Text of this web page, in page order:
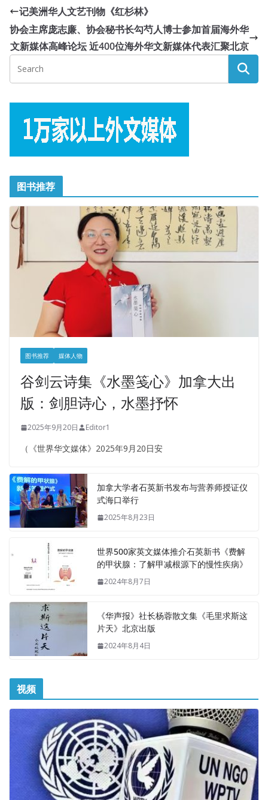
记美洲华人文艺刊物《红杉林》
协会主席庞志廉、协会秘书长勾芍人博士参加首届海外华
文新媒体高峰论坛 近400位海外华文新媒体代表汇聚北京
图书推荐
图书推荐 媒体人物
谷剑云诗集《水墨笺心》加拿大出
版：剑胆诗心，水墨抒怀
2025年9月20日 Editor1
（《世界华文媒体》2025年9月20日安
加拿大学者石英新书发布与营养师授证仪
式海口举行
2025年8月23日
世界500家英文媒体推介石英新书《费解
的甲状腺：了解甲减根源下的慢性疾病》
2024年8月7日
《华声报》社长杨蓉散文集《毛里求斯这
片天》北京出版
2024年8月4日
视频